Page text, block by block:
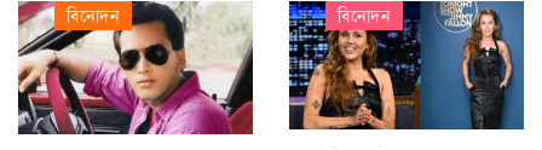
বিনোদন বিনোদন